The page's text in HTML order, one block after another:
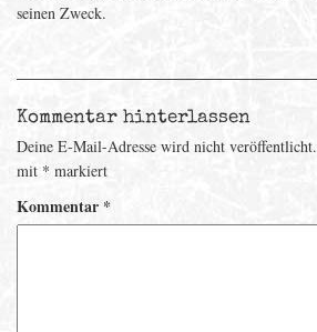
seinen Zweck.
Kommentar hinterlassen
Deine E-Mail-Adresse wird nicht veröffentlicht.
mit * markiert
Kommentar *